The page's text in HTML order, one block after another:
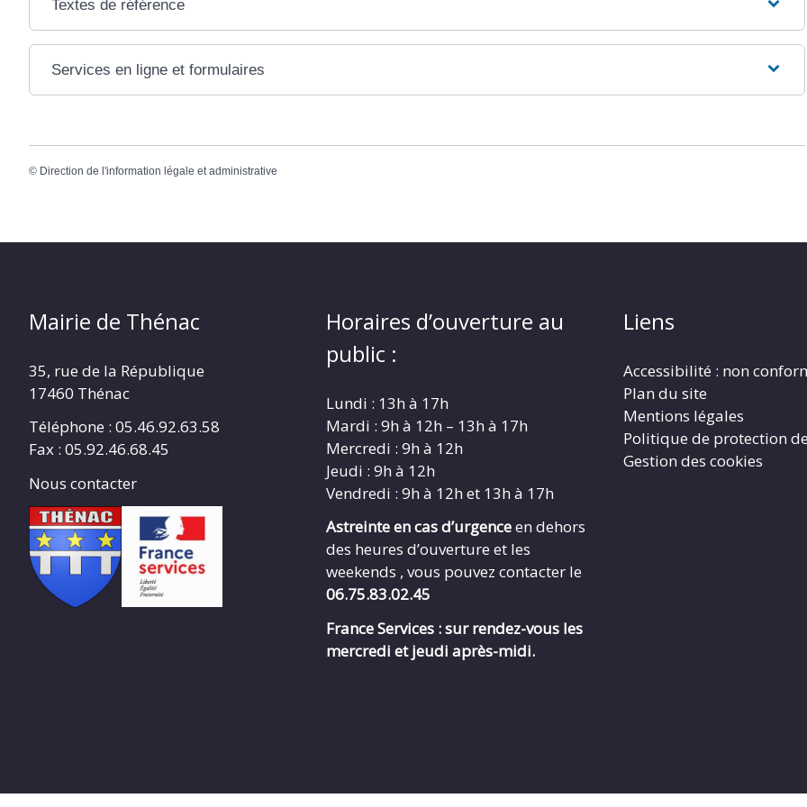
Textes de référence
Services en ligne et formulaires
© Direction de l'information légale et administrative
Mairie de Thénac
35, rue de la République
17460 Thénac
Téléphone : 05.46.92.63.58
Fax : 05.92.46.68.45
Nous contacter
Horaires d’ouverture au
public :
Lundi : 13h à 17h
Mardi : 9h à 12h – 13h à 17h
Mercredi : 9h à 12h
Jeudi : 9h à 12h
Vendredi : 9h à 12h et 13h à 17h
Astreinte en cas d’urgenceen dehors
des heures d’ouverture et les
weekends , vous pouvez contacter le
06.75.83.02.45
France Services : sur rendez-vous les
mercredi et jeudi après-midi.
Liens
Accessibilité : non
Plan du site
Mentions légales
Politique de protection
Gestion des cookies